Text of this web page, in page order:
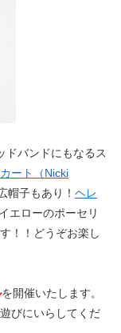
ドバンドにもなるス
ート（Nicki
帽子もあり！ ヘレ
エローのポーセリ
！！どうぞお楽し
を開催いたします。
びにいらしてくだ